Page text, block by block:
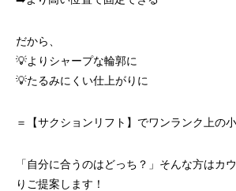
だから、
💡よりシャープな輪郭に
💡たるみにくい仕上がりに
＝【サクションリフト】でワンランク上の
「自分に合うのはどっち？」そんな方はカ
りご提案します！